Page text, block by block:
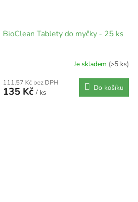
BioClean Tablety do myčky - 25 ks
Je skladem (>5 ks)
111,57 Kč bez DPH
135 Kč / ks
Do košíku